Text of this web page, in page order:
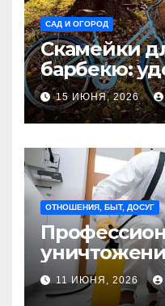
САД И ОГОРОД
Скамейки
барбекю:
Madmetal.ru
15 ИЮНЯ, 2026
ОТНОШЕНИЯ, БЫТ, ДОСУГ
оно11 ИЮНЯ, 2026